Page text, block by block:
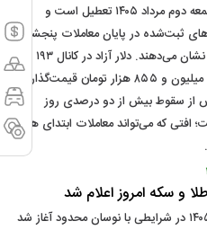
بازار رسمی ارز، طلا و سکه ایران امروز جمعه دوم مرداد ۱۴۰۵ تعطیل است و
ثبت‌شده در پایان معاملات پنجشنبه
یا مظنه‌های محدود پلتفرم‌های آنلاین را نشان می‌دهند. دلار آزاد در کانال ۱۹۳ هزار
تومان قرار دارد و طلای ۱۸ عیار حوالی ۱۸ میلیون و ۸۵۵ هزار تومان قیمت‌گذاری
از سقوط بیش از دو درصدی روز
دلار رسیده است؛ افتی که می‌تواند معاملات ابتدای هفته
و سکه امروز اعلام شد
قیمت طلا و سکه امروز سه‌شنبه ۳۰ تیر ۱۴۰۵ در شرایطی با نوسان محدود آغاز شد